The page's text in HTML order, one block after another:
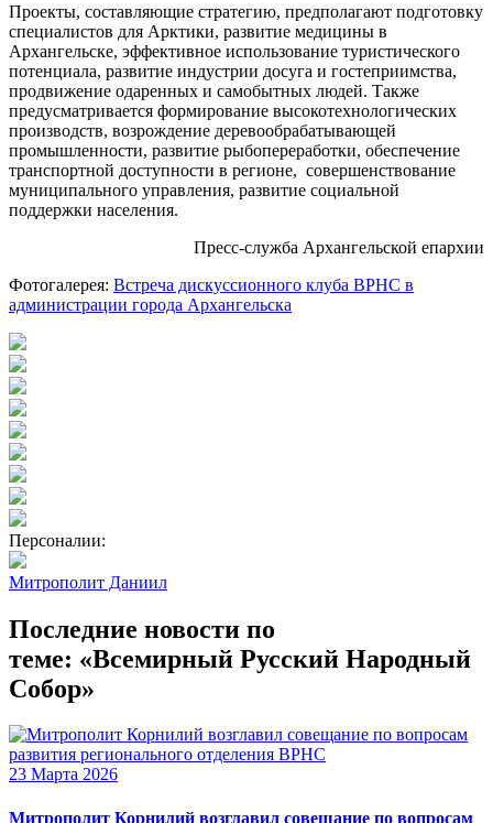
Проекты, составляющие стратегию, предполагают подготовку
специалистов для Арктики, развитие медицины в
Архангельске, эффективное использование туристического
потенциала, развитие индустрии досуга и гостеприимства,
продвижение одаренных и самобытных людей. Также
предусматривается формирование высокотехнологических
производств, возрождение деревообрабатывающей
промышленности, развитие рыбопереработки, обеспечение
транспортной доступности в регионе, совершенствование
муниципального управления, развитие социальной
поддержки населения.
Пресс-служба Архангельской епархии
Фотогалерея: Встреча дискуссионного клуба ВРНС в
администрации города Архангельска
Персоналии:
Митрополит Даниил
Последние новости по
теме: «Всемирный Русский Народный
Собор»
23 Марта 2026
Митрополит Корнилий возглавил совещание по вопросам